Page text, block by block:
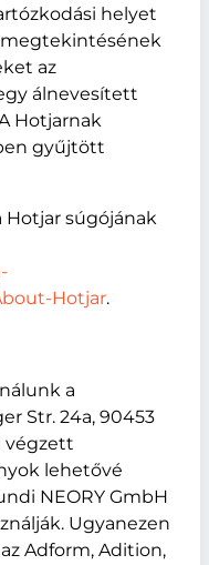
helyet
megtekintésének
az
álnevesített
Hotjarnak
gyűjtött
Hotjar súgójának
Hotjar.
a
Str. 24a, 90453
végzett
lehetővé
NEORY GmbH
Ugyanezen
Adform, Adition,